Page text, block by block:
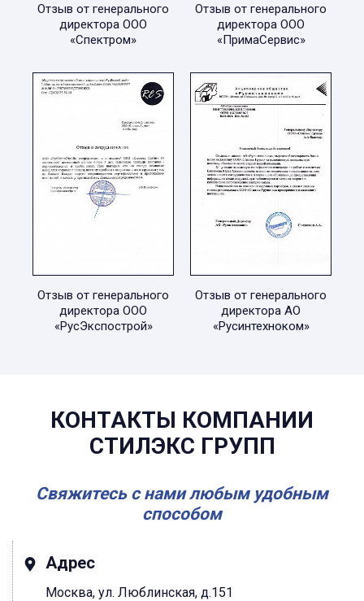
Отзыв от генерального
директора ООО
«Спектром»
Отзыв от генерального
директора ООО
«ПримаСервис»
Отзыв от генерального
директора ООО
«РусЭкспострой»
Отзыв от генерального
директора АО
«Русинтехноком»
КОНТАКТЫ КОМПАНИИ
СТИЛЭКС ГРУПП
Свяжитесь с нами любым удобным
способом
Адрес
Москва, ул. Люблинская, д.151